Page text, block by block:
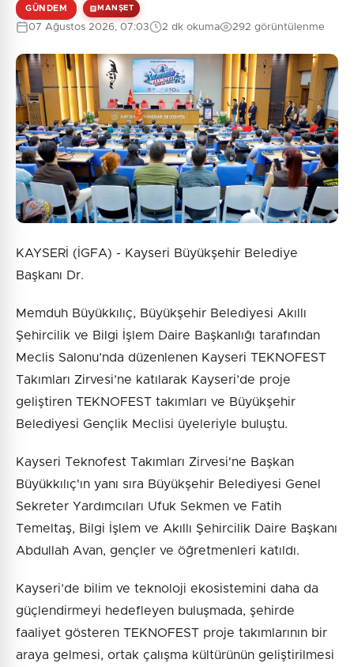
Güvenlik Sorusu:
6 + 3 = ?
Gönder
GÜNDEM MANŞET
07 Ağustos 2026, 07:03 2 dk okuma 292 görüntülenme
KAYSERİ (İGFA) - Kayseri Büyükşehir Belediye
Başkanı Dr.
Memduh Büyükkılıç, Büyükşehir Belediyesi Akıllı
Şehircilik ve Bilgi İşlem Daire Başkanlığı tarafından
Meclis Salonu’nda düzenlenen Kayseri TEKNOFEST
Takımları Zirvesi’ne katılarak Kayseri’de proje
geliştiren TEKNOFEST takımları ve Büyükşehir
Belediyesi Gençlik Meclisi üyeleriyle buluştu.
Kayseri Teknofest Takımları Zirvesi'ne Başkan
Büyükkılıç'ın yanı sıra Büyükşehir Belediyesi Genel
Sekreter Yardımcıları Ufuk Sekmen ve Fatih
Temeltaş, Bilgi İşlem ve Akıllı Şehircilik Daire Başkanı
Abdullah Avan, gençler ve öğretmenleri katıldı.
Kayseri’de bilim ve teknoloji ekosistemini daha da
güçlendirmeyi hedefleyen buluşmada, şehirde
faaliyet gösteren TEKNOFEST proje takımlarının bir
araya gelmesi, ortak çalışma kültürünün geliştirilmesi